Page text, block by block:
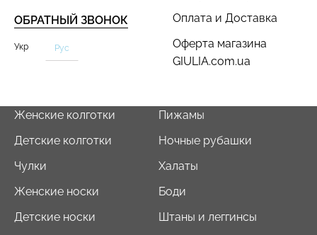
Оплата и Доставка
Оферта магазина
GIULIA.com.ua
ОБРАТНЫЙ ЗВОНОК
Укр Рус
Женские колготки
Детские колготки
Чулки
Женские носки
Детские носки
Пижамы
Ночные рубашки
Халаты
Боди
Штаны и леггинсы